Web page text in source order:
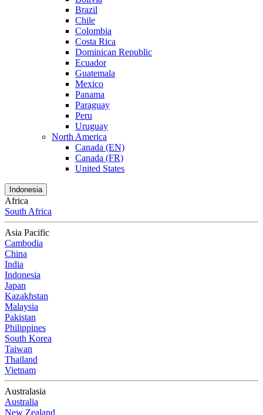
Brazil
Chile
Colombia
Costa Rica
Dominican Republic
Ecuador
Guatemala
Mexico
Panama
Paraguay
Peru
Uruguay
North America
Canada (EN)
Canada (FR)
United States
Indonesia
Africa
South Africa
Asia Pacific
Cambodia
China
India
Indonesia
Japan
Kazakhstan
Malaysia
Pakistan
Philippines
South Korea
Taiwan
Thailand
Vietnam
Australasia
Australia
New Zealand